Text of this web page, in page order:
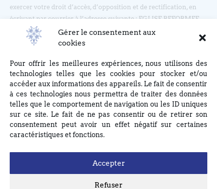
Gérer le consentement aux
cookies
Pour offrir les meilleures expériences, nous utilisons des
technologies telles que les cookies pour stocker et/ou
accéder aux informations des appareils. Le fait de consentir
à ces technologies nous permettra de traiter des données
telles que le comportement de navigation ou les ID uniques
sur ce site. Le fait de ne pas consentir ou de retirer son
consentement peut avoir un effet négatif sur certaines
caractéristiques et fonctions.
Accepter
Refuser
exercer votre droit d’accès, d’opposition et de rectification, en
écrivant par courrier à l’adresse suivante : EGLISE REFORMEE
DU BOUCLIER, 4 rue du Bouclier, 67000 STRASBOURG ou en
écrivant à eglise(at)lebouclier.fr
Je m'abonne